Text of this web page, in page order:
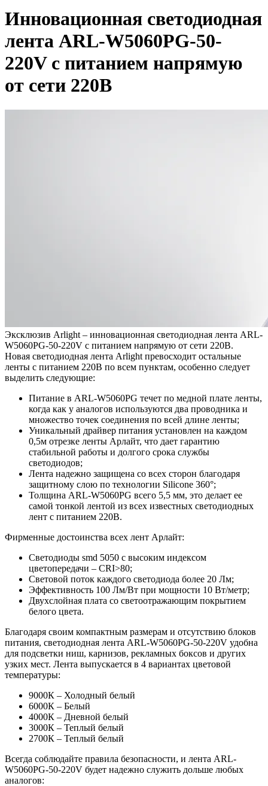
Инновационная светодиодная
лента ARL-W5060PG-50-
220V с питанием напрямую
от сети 220В
Эксклюзив Arlight – инновационная светодиодная лента ARL-
W5060PG-50-220V с питанием напрямую от сети 220В.
Новая светодиодная лента Arlight превосходит остальные
ленты с питанием 220В по всем пунктам, особенно следует
выделить следующие:
Питание в ARL-W5060PG течет по медной плате ленты,
когда как у аналогов используются два проводника и
множество точек соединения по всей длине ленты;
Уникальный драйвер питания установлен на каждом
0,5м отрезке ленты Арлайт, что дает гарантию
стабильной работы и долгого срока службы
светодиодов;
Лента надежно защищена со всех сторон благодаря
защитному слою по технологии Silicone 360°;
Толщина ARL-W5060PG всего 5,5 мм, это делает ее
самой тонкой лентой из всех известных светодиодных
лент с питанием 220В.
Фирменные достоинства всех лент Арлайт:
Светодиоды smd 5050 с высоким индексом
цветопередачи – CRI>80;
Световой поток каждого светодиода более 20 Лм;
Эффективность 100 Лм/Вт при мощности 10 Вт/метр;
Двухслойная плата со светоотражающим покрытием
белого цвета.
Благодаря своим компактным размерам и отсутствию блоков
питания, светодиодная лента ARL-W5060PG-50-220V удобна
для подсветки ниш, карнизов, рекламных боксов и других
узких мест. Лента выпускается в 4 вариантах цветовой
температуры:
9000К – Холодный белый
6000К – Белый
4000К – Дневной белый
3000К – Теплый белый
2700К – Теплый белый
Всегда соблюдайте правила безопасности, и лента ARL-
W5060PG-50-220V будет надежно служить дольше любых
аналогов: